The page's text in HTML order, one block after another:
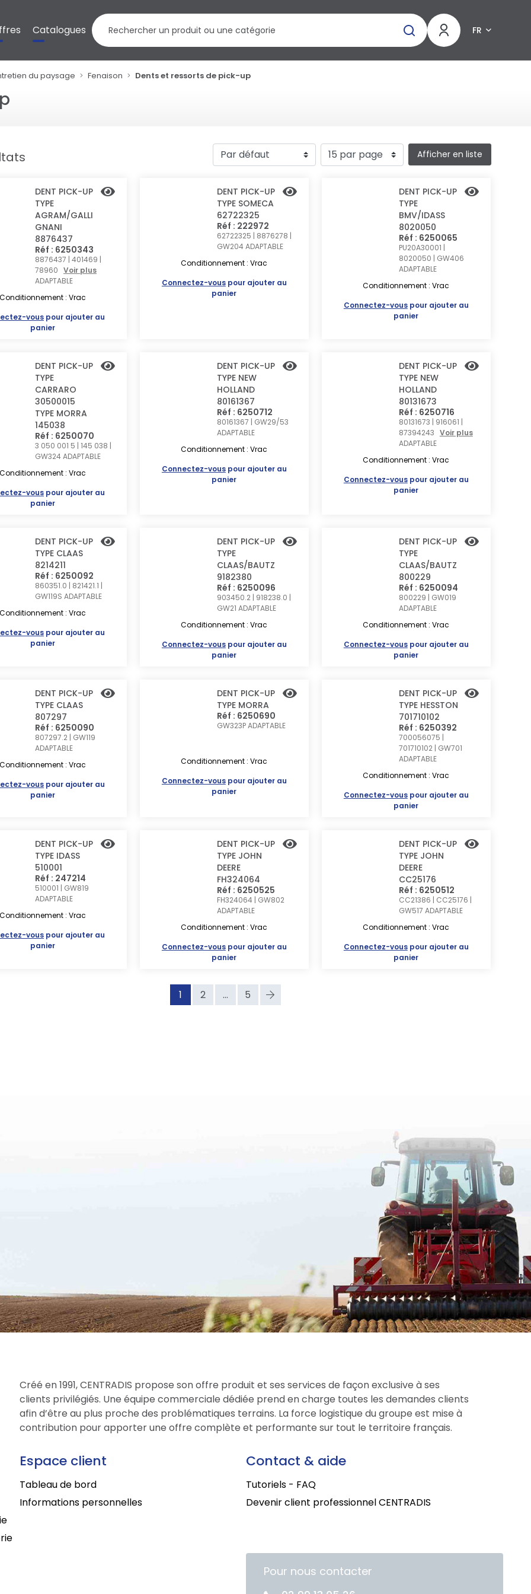
Catalogues FR
du paysage Fenaison Dents et ressorts de pick-up
Afficher en liste
DENT PICK-UP
TYPE
AGRAM/GALLI
GNANI
8876437
Réf : 6250343
8876437 | 401469 |
78960Voir plus
ADAPTABLE
: Vrac
vous pour ajouter au
panier
DENT PICK-UP
TYPE SOMECA
62722325
Réf : 222972
62722325 | 8876278 |
GW204ADAPTABLE
Conditionnement : Vrac
Connectez-vouspour ajouter au
panier
DENT PICK-UP
TYPE
BMV/IDASS
8020050
Réf : 6250065
PU20A30001 |
8020050 | GW406
ADAPTABLE
Conditionnement : Vrac
Connectez-vouspour ajouter au
panier
DENT PICK-UP
TYPE
CARRARO
30500015
TYPE MORRA
145038
Réf : 6250070
3 050 001 5 | 145 038 |
GW324ADAPTABLE
: Vrac
vous pour ajouter au
panier
DENT PICK-UP
TYPE NEW
HOLLAND
80161367
Réf : 6250712
80161367 | GW29/53
ADAPTABLE
Conditionnement : Vrac
Connectez-vouspour ajouter au
panier
DENT PICK-UP
TYPE NEW
HOLLAND
80131673
Réf : 6250716
80131673 | 916061 |
87394243 Voir plus
ADAPTABLE
Conditionnement : Vrac
Connectez-vouspour ajouter au
panier
DENT PICK-UP
TYPE CLAAS
8214211
Réf : 6250092
860351.0 | 821421.1 |
GW119SADAPTABLE
: Vrac
vous pour ajouter au
panier
DENT PICK-UP
TYPE
CLAAS/BAUTZ
9182380
Réf : 6250096
903450.2 | 918238.0 |
GW21 ADAPTABLE
Conditionnement : Vrac
Connectez-vouspour ajouter au
panier
DENT PICK-UP
TYPE
CLAAS/BAUTZ
800229
Réf : 6250094
800229 | GW019
ADAPTABLE
Conditionnement : Vrac
Connectez-vouspour ajouter au
panier
DENT PICK-UP
TYPE CLAAS
807297
Réf : 6250090
807297.2 | GW119
ADAPTABLE
: Vrac
vous pour ajouter au
panier
DENT PICK-UP
TYPE MORRA
Réf : 6250690
GW323PADAPTABLE
Conditionnement : Vrac
Connectez-vouspour ajouter au
panier
DENT PICK-UP
TYPE HESSTON
701710102
Réf : 6250392
700056075 |
701710102 | GW701
ADAPTABLE
Conditionnement : Vrac
Connectez-vouspour ajouter au
panier
DENT PICK-UP
TYPE IDASS
510001
Réf : 247214
510001 | GW819
ADAPTABLE
: Vrac
vous pour ajouter au
panier
DENT PICK-UP
TYPE JOHN
DEERE
FH324064
Réf : 6250525
FH324064 | GW802
ADAPTABLE
Conditionnement : Vrac
Connectez-vouspour ajouter au
panier
DENT PICK-UP
TYPE JOHN
DEERE
CC25176
Réf : 6250512
CC21386 | CC25176 |
GW517 ADAPTABLE
Conditionnement : Vrac
Connectez-vouspour ajouter au
panier
1 2 ... 5
Créé en 1991, CENTRADIS propose son offre produit et ses services de façon exclusive à ses
clients privilégiés. Une équipe commerciale dédiée prend en charge toutes les demandes clients
afin d’être au plus proche des problématiques terrains. La force logistique du groupe est mise à
contribution pour apporter une offre complète et performante sur tout le territoire français.
Espace client
Tableau de bord
Informations personnelles
Contact & aide
Tutoriels - FAQ
Devenir client professionnel CENTRADIS
Pour nous contacter